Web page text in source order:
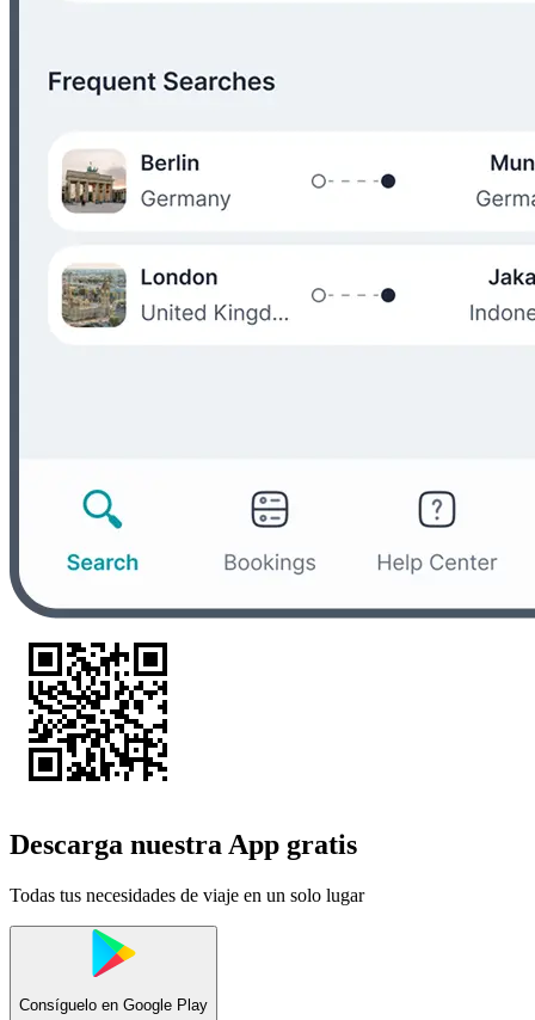
Descarga nuestra App gratis
Todas tus necesidades de viaje en un solo lugar
Consíguelo en Google Play